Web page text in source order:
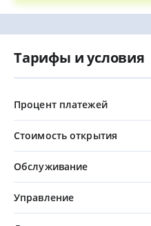
Тарифы и условия
Процент платежей
Стоимость открытия
Обслуживание
Управление